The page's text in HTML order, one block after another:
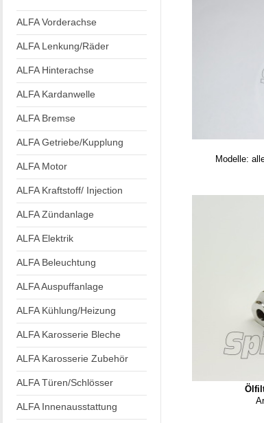
ALFA Vorderachse
ALFA Lenkung/Räder
ALFA Hinterachse
ALFA Kardanwelle
ALFA Bremse
ALFA Getriebe/Kupplung
ALFA Motor
ALFA Kraftstoff/ Injection
ALFA Zündanlage
ALFA Elektrik
ALFA Beleuchtung
ALFA Auspuffanlage
ALFA Kühlung/Heizung
ALFA Karosserie Bleche
ALFA Karosserie Zubehör
ALFA Türen/Schlösser
ALFA Innenausstattung
Modelle: